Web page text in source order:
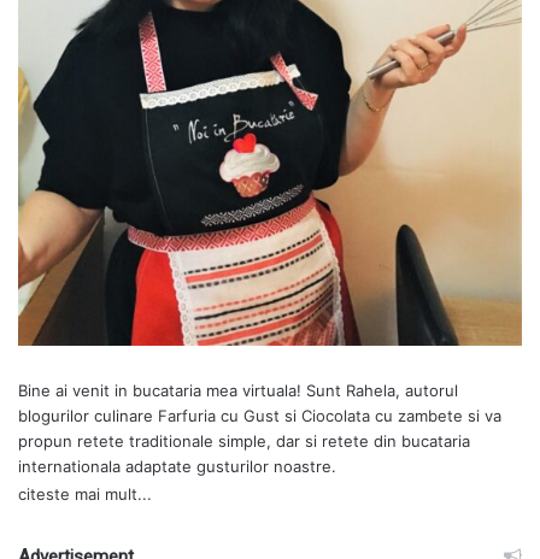
Bine ai venit in bucataria mea virtuala! Sunt Rahela, autorul
blogurilor culinare Farfuria cu Gust si Ciocolata cu zambete si va
propun retete traditionale simple, dar si retete din bucataria
internationala adaptate gusturilor noastre.
citeste mai mult...